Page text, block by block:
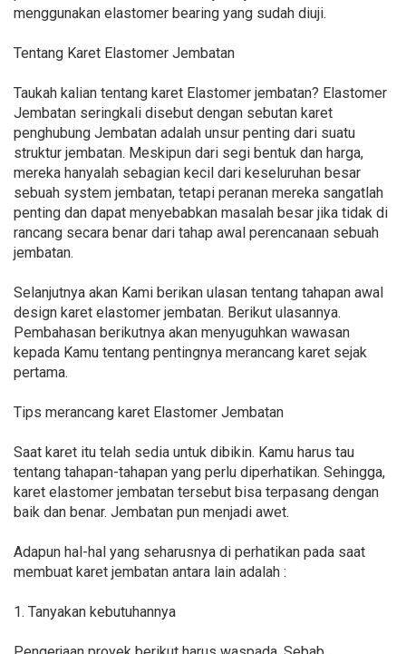
menggunakan elastomer bearing yang sudah diuji.
Tentang Karet Elastomer Jembatan
Taukah kalian tentang karet Elastomer jembatan? Elastomer
Jembatan seringkali disebut dengan sebutan karet
penghubung Jembatan adalah unsur penting dari suatu
struktur jembatan. Meskipun dari segi bentuk dan harga,
mereka hanyalah sebagian kecil dari keseluruhan besar
sebuah system jembatan, tetapi peranan mereka sangatlah
penting dan dapat menyebabkan masalah besar jika tidak di
rancang secara benar dari tahap awal perencanaan sebuah
jembatan.
Selanjutnya akan Kami berikan ulasan tentang tahapan awal
design karet elastomer jembatan. Berikut ulasannya.
Pembahasan berikutnya akan menyuguhkan wawasan
kepada Kamu tentang pentingnya merancang karet sejak
pertama.
Tips merancang karet Elastomer Jembatan
Saat karet itu telah sedia untuk dibikin. Kamu harus tau
tentang tahapan-tahapan yang perlu diperhatikan. Sehingga,
karet elastomer jembatan tersebut bisa terpasang dengan
baik dan benar. Jembatan pun menjadi awet.
Adapun hal-hal yang seharusnya di perhatikan pada saat
membuat karet jembatan antara lain adalah :
1. Tanyakan kebutuhannya